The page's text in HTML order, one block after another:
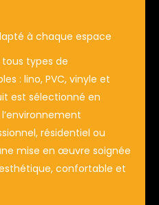
à chaque espace
tous types de
: lino, PVC, vinyle et
est sélectionné en
résidentiel ou
mise en œuvre soignée
confortable et